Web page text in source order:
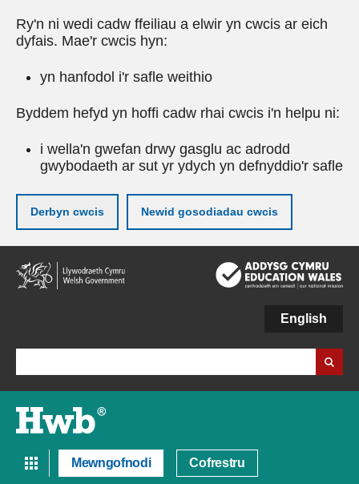
Ry'n ni wedi cadw ffeiliau a elwir yn cwcis ar eich
dyfais. Mae'r cwcis hyn:
yn hanfodol i'r safle weithio
Byddem hefyd yn hoffi cadw rhai cwcis i'n helpu ni:
i wella'n gwefan drwy gasglu ac adrodd
gwybodaeth ar sut yr ydych yn defnyddio'r safle
Derbyn cwcis Newid gosodiadau cwcis
Neidio
i'r
prif
English
Mewngofnodi Cofrestru